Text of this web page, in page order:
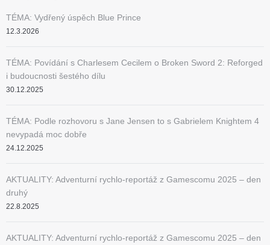
TÉMA: Vydřený úspěch Blue Prince
12.3.2026
TÉMA: Povídání s Charlesem Cecilem o Broken Sword 2: Reforged
i budoucnosti šestého dílu
30.12.2025
TÉMA: Podle rozhovoru s Jane Jensen to s Gabrielem Knightem 4
nevypadá moc dobře
24.12.2025
AKTUALITY: Adventurní rychlo-reportáž z Gamescomu 2025 – den
druhý
22.8.2025
AKTUALITY: Adventurní rychlo-reportáž z Gamescomu 2025 – den